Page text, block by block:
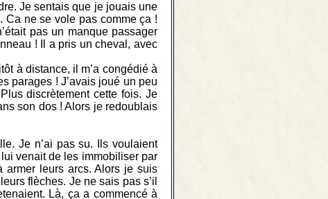
Je sentais que je jouais une
Ca ne se vole pas comme ça !
pas un manque passager
! Il a pris un cheval, avec
à distance, il m’a congédié à
parages ! J’avais joué un peu
discrètement cette fois. Je
son dos ! Alors je redoublais
Je n’ai pas su. Ils voulaient
venait de les immobiliser par
armer leurs arcs. Alors je suis
flèches. Je ne sais pas s’il
Là, ça a commencé à